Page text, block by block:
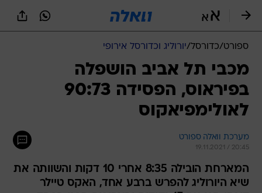
ספורט/כדורסל/יורוליג וכדורסל אירופי
מכבי תל אביב הושפלה
בפיראוס, הפסידה 90:73
לאולימפיאקוס
מערכת וואלה ספורט
19.11.2021 / 20:45
המארחת הובילה 8:35 אחרי 10 דקות והשוותה את
שיא היורוליג להפרש ברבע אחד, האקס טיילר